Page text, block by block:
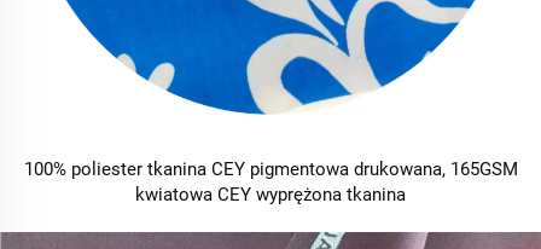
100% poliester tkanina CEY pigmentowa drukowana, 165GSM
kwiatowa CEY wyprężona tkanina